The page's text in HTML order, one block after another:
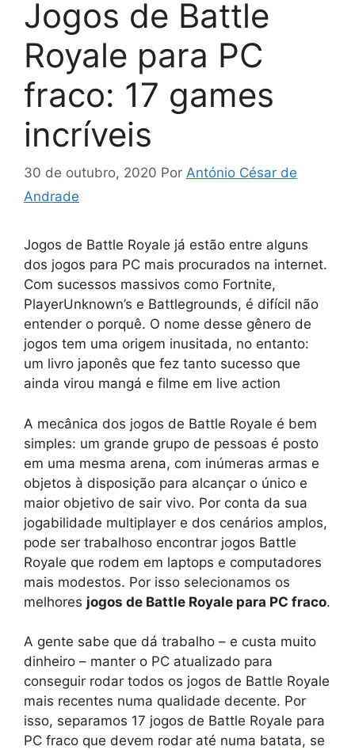
Jogos de Battle
Royale para PC
fraco: 17 games
incríveis
30 de outubro, 2020 Por António César de
Andrade
Jogos de Battle Royale já estão entre alguns
dos jogos para PC mais procurados na internet.
Com sucessos massivos como Fortnite,
PlayerUnknown’s e Battlegrounds, é difícil não
entender o porquê. O nome desse gênero de
jogos tem uma origem inusitada, no entanto:
um livro japonês que fez tanto sucesso que
ainda virou mangá e filme em live action
A mecânica dos jogos de Battle Royale é bem
simples: um grande grupo de pessoas é posto
em uma mesma arena, com inúmeras armas e
objetos à disposição para alcançar o único e
maior objetivo de sair vivo. Por conta da sua
jogabilidade multiplayer e dos cenários amplos,
pode ser trabalhoso encontrar jogos Battle
Royale que rodem em laptops e computadores
mais modestos. Por isso selecionamos os
melhores jogos de Battle Royale para PC fraco.
A gente sabe que dá trabalho – e custa muito
dinheiro – manter o PC atualizado para
conseguir rodar todos os jogos de Battle Royale
mais recentes numa qualidade decente. Por
isso, separamos 17 jogos de Battle Royale para
PC fraco que devem rodar até numa batata, se